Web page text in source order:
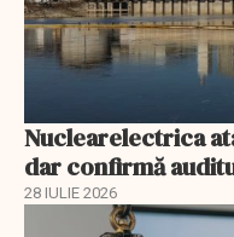
Nuclearelectrica
dar confirmă
28 IULIE 2026